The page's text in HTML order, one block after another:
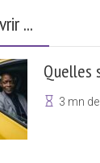
...
Quelles
3 mn